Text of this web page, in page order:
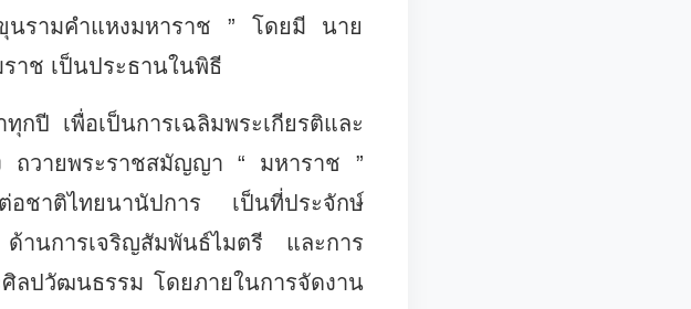
นรามคำแหงมหาราช ” โดยมี นาย
าช เป็นประธานในพิธี
กปี เพื่อเป็นการเฉลิมพระเกียรติและ
ถวายพระราชสมัญญา “ มหาราช ”
ต่อชาติไทยนานัปการ เป็นที่ประจักษ์
านการเจริญสัมพันธ์ไมตรี และการ
ลปวัฒนธรรม โดยภายในการจัดงาน